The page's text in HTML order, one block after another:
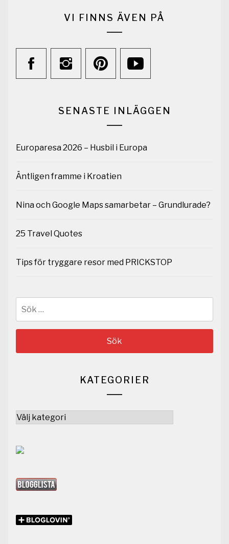
VI FINNS ÄVEN PÅ
SENASTE INLÄGGEN
Europaresa 2026 – Husbil i Europa
Äntligen framme i Kroatien
Nina och Google Maps samarbetar – Grundlurade?
25 Travel Quotes
Tips för tryggare resor med PRICKSTOP
KATEGORIER
Kategorier